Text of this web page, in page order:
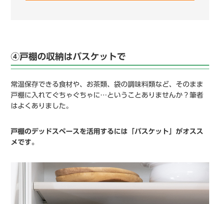
④戸棚の収納はバスケットで
常温保存できる食材や、お茶類、袋の調味料類など、そのまま
戸棚に入れてぐちゃぐちゃに…ということありませんか？筆者
はよくありました。
戸棚のデッドスペースを活用するには「バスケット」がオスス
メです。